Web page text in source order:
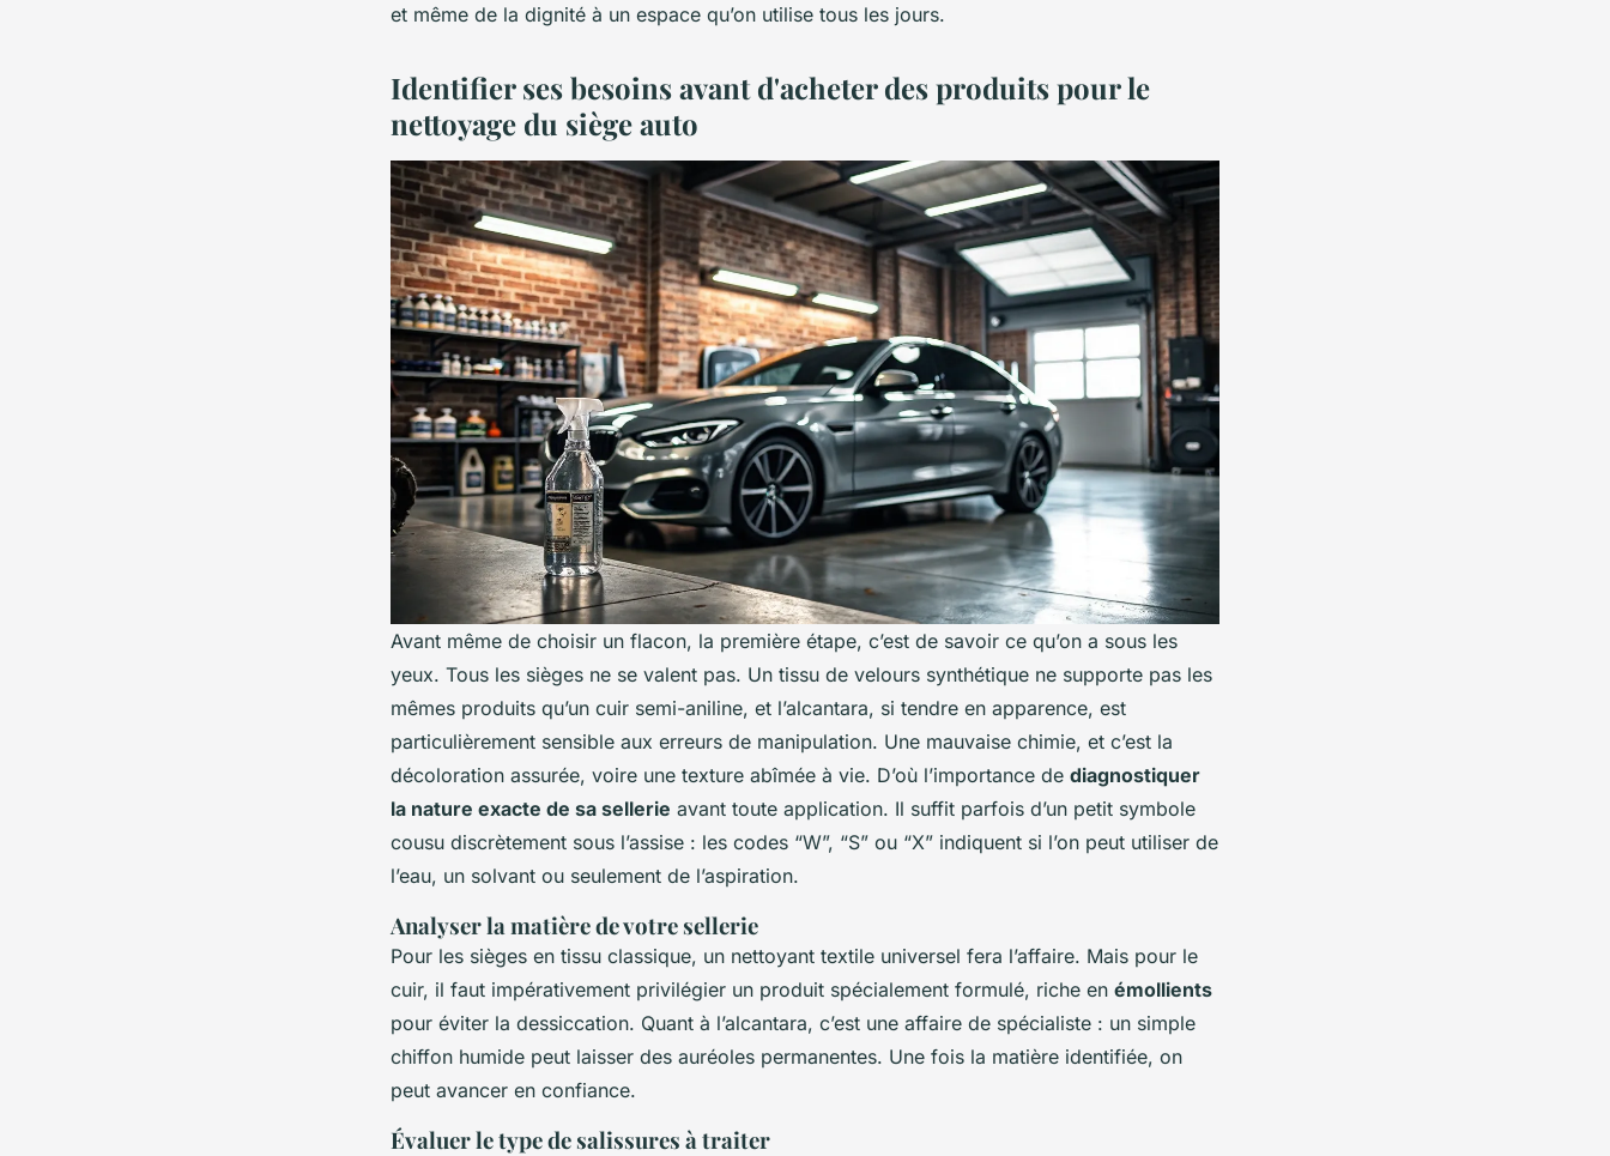
et même de la dignité à un espace qu’on utilise tous les jours.
Identifier ses besoins avant d'acheter des produits pour le
nettoyage du siège auto
Avant même de choisir un flacon, la première étape, c’est de savoir ce qu’on a sous les
yeux. Tous les sièges ne se valent pas. Un tissu de velours synthétique ne supporte pas les
mêmes produits qu’un cuir semi-aniline, et l’alcantara, si tendre en apparence, est
particulièrement sensible aux erreurs de manipulation. Une mauvaise chimie, et c’est la
décoloration assurée, voire une texture abîmée à vie. D’où l’importance de diagnostiquer
la nature exacte de sa sellerie avant toute application. Il suffit parfois d’un petit symbole
cousu discrètement sous l’assise : les codes “W”, “S” ou “X” indiquent si l’on peut utiliser de
l’eau, un solvant ou seulement de l’aspiration.
Analyser la matière de votre sellerie
Pour les sièges en tissu classique, un nettoyant textile universel fera l’affaire. Mais pour le
cuir, il faut impérativement privilégier un produit spécialement formulé, riche en émollients
pour éviter la dessiccation. Quant à l’alcantara, c’est une affaire de spécialiste : un simple
chiffon humide peut laisser des auréoles permanentes. Une fois la matière identifiée, on
peut avancer en confiance.
Évaluer le type de salissures à traiter